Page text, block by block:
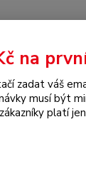
na
zadat váš
musí být
platí